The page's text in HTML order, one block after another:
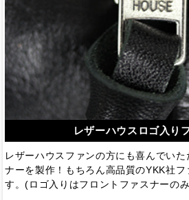
レザーハウスロゴ入り
レザーハウスファンの方にも喜んでい
ナーを製作！もちろん高品質のYKK社フ
す。(ロゴ入りはフロントファスナーのみ